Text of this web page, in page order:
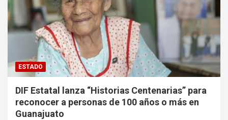
ESTADO
DIF Estatal lanza “Historias Centenarias” para
reconocer a personas de 100 años o más en
Guanajuato